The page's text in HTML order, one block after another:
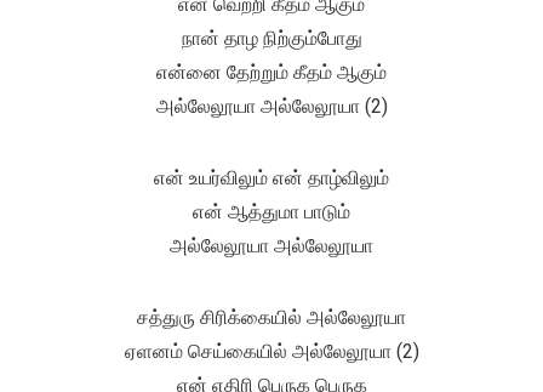
நான் தாழ நிற்கும்போது
என்னை தேற்றும் கீதம் ஆகும்
அல்லேலூயா அல்லேலூயா (2)
என் உயர்விலும் என் தாழ்விலும்
என் ஆத்துமா பாடும்
அல்லேலூயா அல்லேலூயா
சத்துரு சிரிக்கையில் அல்லேலூயா
ஏளனம் செய்கையில் அல்லேலூயா (2)
என் எதிரி பெருக பெருக